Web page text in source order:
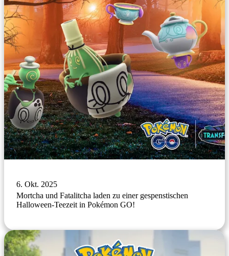
6. Okt. 2025
Mortcha und Fatalitcha laden zu einer gespenstischen
Halloween-Teezeit in Pokémon GO!